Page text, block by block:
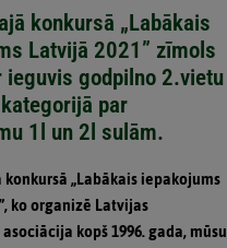
konkursā „Labākais
Latvijā 2021” zīmols
ieguvis godpilno 2.vietu
par
1l un 2l sulām.
„Labākais iepakojums
ko organizē Latvijas
kopš 1996. gada, mūsu